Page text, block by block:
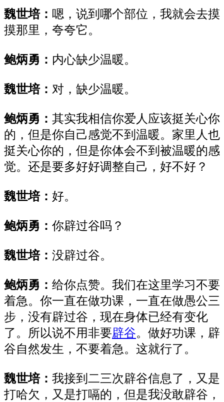
魏世培： 嗯 ， 说到哪个部位， 我就会去摸
摸那里 ，夸夸它。
鲍炳勇： 内心缺少温暖。
魏世培： 对， 缺少温暖。
鲍炳勇： 其实我相信你爱人应该挺关心你
的，但是你自己感觉不到温暖。家里人也
挺关心你的，但是你体会不到被温暖的感
觉。 还是要多好好调整自己 ，好不好？
魏世培： 好。
鲍炳勇： 你辟过谷吗？
魏世培： 没辟过谷。
鲍炳勇： 给你点赞。我们在这里学习不要
着急。 你一直在做功课，一直在做愚公三
步，没有辟过谷， 现在身体已经有变化
了。 所以说不用非要辟谷。 做好功课，辟
谷自然发生，不要着急。这就行了。
魏世培： 我接到二三次辟谷信息了 ，又是
打哈欠， 又是打嗝的， 但是我没敢辟谷，